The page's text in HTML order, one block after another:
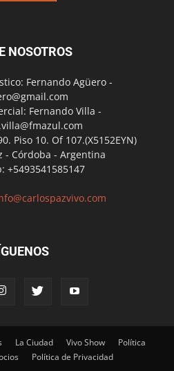
NOSOTROS
Fernando Agüero -
Fernando Villa -
Piso 10. Of 107.(X5152EYN)
- Córdoba - Argentina
+5493541585147
La Ciudad Vivo Show
Política
Política de Privacidad